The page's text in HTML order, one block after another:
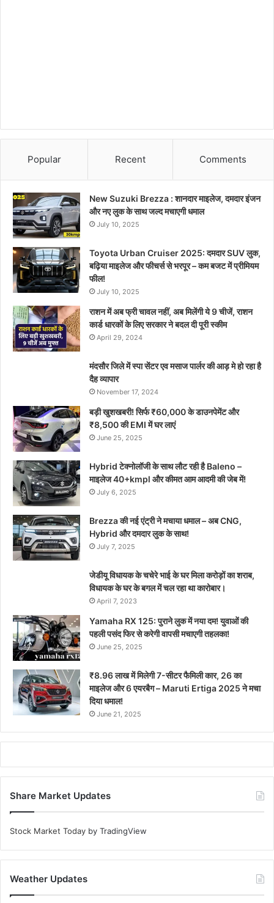
Popular Recent Comments
New Suzuki Brezza : शानदार माइलेज, दमदार इंजन
और नए लुक के साथ जल्द मचाएगी धमाल
July 10, 2025
Toyota Urban Cruiser 2025: दमदार SUV लुक,
बढ़िया माइलेज और फीचर्स से भरपूर – कम बजट में प्रीमियम
फील!
July 10, 2025
राशन में अब फ्री चावल नहीं, अब मिलेंगी ये 9 चीजें, राशन
कार्ड धारकों के लिए सरकार ने बदल दी पूरी स्कीम
April 29, 2024
मंदसौर जिले में स्पा सेंटर एव मसाज पार्लर की आड़ मे हो रहा है
दैह व्यापार
November 17, 2024
बड़ी खुशखबरी! सिर्फ ₹60,000 के डाउनपेमेंट और
₹8,500 की EMI में घर लाएं
June 25, 2025
Hybrid टेक्नोलॉजी के साथ लौट रही है Baleno –
माइलेज 40+kmpl और कीमत आम आदमी की जेब में!
July 6, 2025
Brezza की नई एंट्री ने मचाया धमाल – अब CNG,
Hybrid और दमदार लुक के साथ!
July 7, 2025
जेडीयू विधायक के चचेरे भाई के घर मिला करोड़ों का शराब,
विधायक के घर के बगल में चल रहा था कारोबार।
April 7, 2023
Yamaha RX 125: पुराने लुक में नया दम! युवाओं की
पहली पसंद फिर से करेगी वापसी मचाएगी तहलका!
June 25, 2025
₹8.96 लाख में मिलेगी 7-सीटर फैमिली कार, 26 का
माइलेज और 6 एयरबैग – Maruti Ertiga 2025 ने मचा
दिया धमाल!
June 21, 2025
Share Market Updates
Stock Market Today by TradingView
Weather Updates